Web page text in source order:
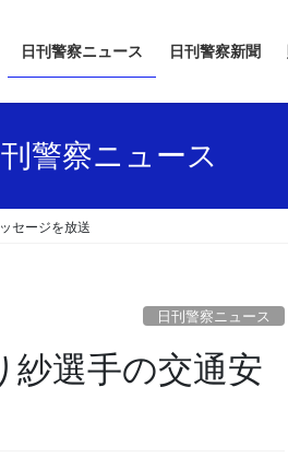
日刊警察ニュース 日刊警察新聞
刊警察ニュース
セージを放送
日刊警察ニュース